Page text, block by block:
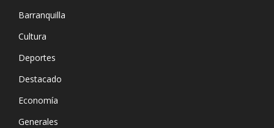
Barranquilla
Cultura
Deportes
Destacado
Economía
Generales